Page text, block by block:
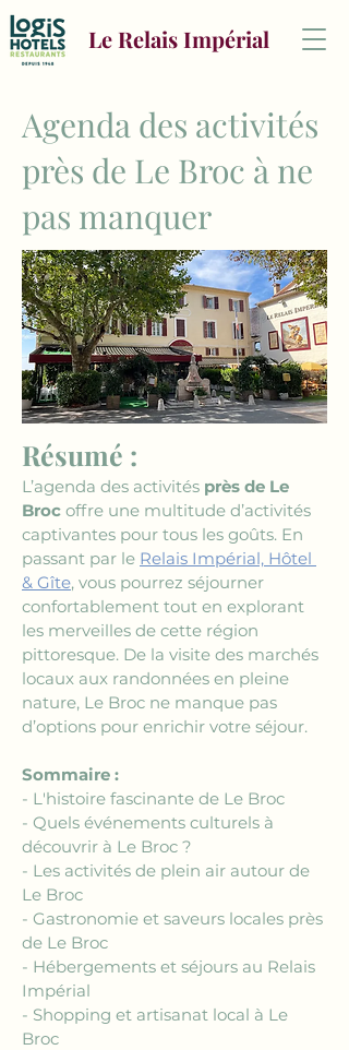
Le Relais Impérial
Agenda des activités
près de Le Broc à ne
pas manquer
Résumé :
L’agenda des activités près de Le
Broc offre une multitude d’activités
captivantes pour tous les goûts. En
passant par le Relais Impérial, Hôtel
& Gîte, vous pourrez séjourner
confortablement tout en explorant
les merveilles de cette région
pittoresque. De la visite des marchés
locaux aux randonnées en pleine
nature, Le Broc ne manque pas
d’options pour enrichir votre séjour.
Sommaire :
- L'histoire fascinante de Le Broc
- Quels événements culturels à
découvrir à Le Broc ?
- Les activités de plein air autour de
Le Broc
- Gastronomie et saveurs locales près
de Le Broc
- Hébergements et séjours au Relais
Impérial
- Shopping et artisanat local à Le
Broc